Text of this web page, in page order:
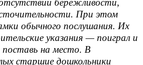
бережливости,
При этом
обычного послушания. Их
указания — поиграл и
поставь на место. В
старшие дошкольники